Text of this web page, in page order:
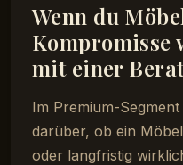
Wenn du
mit einer
Im Premium-
darüber, ob ein
oder langfristig